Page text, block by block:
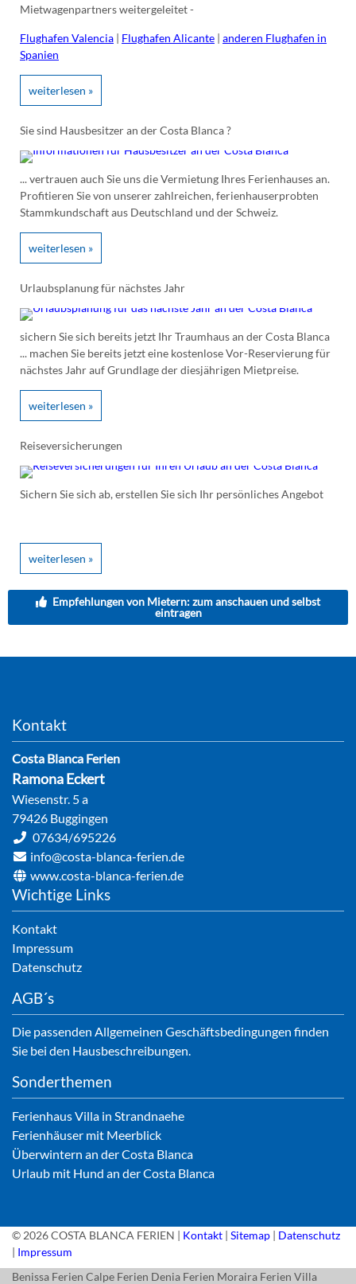
Mietwagenpartners weitergeleitet -
Flughafen Valencia | Flughafen Alicante | anderen Flughafen in
Spanien
weiterlesen »
Sie sind Hausbesitzer an der Costa Blanca ?
... vertrauen auch Sie uns die Vermietung Ihres Ferienhauses an.
Profitieren Sie von unserer zahlreichen, ferienhauserprobten
Stammkundschaft aus Deutschland und der Schweiz.
weiterlesen »
Urlaubsplanung für nächstes Jahr
sichern Sie sich bereits jetzt Ihr Traumhaus an der Costa Blanca
... machen Sie bereits jetzt eine kostenlose Vor-Reservierung für
nächstes Jahr auf Grundlage der diesjährigen Mietpreise.
weiterlesen »
Reiseversicherungen
Sichern Sie sich ab, erstellen Sie sich Ihr persönliches Angebot
weiterlesen »
Empfehlungen von Mietern: zum anschauen und selbst
eintragen
Kontakt
Costa Blanca Ferien
RamonaEckert
Wiesenstr. 5 a
79426 Buggingen
07634/695226
info@costa-blanca-ferien.de
www.costa-blanca-ferien.de
Wichtige Links
Kontakt
Impressum
Datenschutz
AGB´s
Die passenden Allgemeinen Geschäftsbedingungen finden
Sie bei den Hausbeschreibungen.
Sonderthemen
Ferienhaus Villa in Strandnaehe
Ferienhäuser mit Meerblick
Überwintern an der Costa Blanca
Urlaub mit Hund an der Costa Blanca
© 2026 COSTA BLANCA FERIEN | Kontakt | Sitemap | Datenschutz
| Impressum
Benissa Ferien Calpe Ferien Denia Ferien Moraira Ferien Villa